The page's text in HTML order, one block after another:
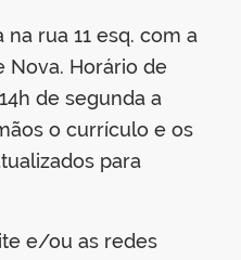
na rua 11 esq. com a
Nova. Horário de
de segunda a
o currículo e os
para
e/ou as redes